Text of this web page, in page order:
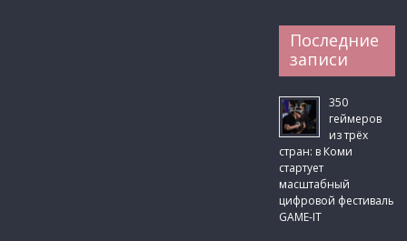
Последние
записи
350
геймеров
из трёх
стран: в Коми
стартует
масштабный
цифровой фестиваль
GAME-IT